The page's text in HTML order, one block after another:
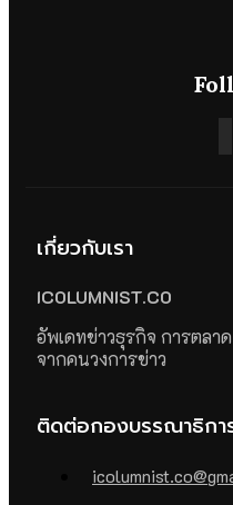
เกี่ยวกับเรา
ICOLUMNIST.CO
อัพเดทข่าวธุรกิจ การตลา
จากคนวงการข่าว
ติดต่อกองบรรณาธิกา